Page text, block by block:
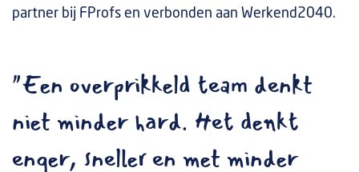
partner bij FProfs en verbonden aan Werkend2040.
"Een overprikkeld team denkt
niet minder hard. Het denkt
enger, sneller en met minder